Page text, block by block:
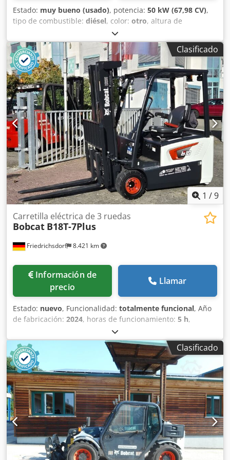
Estado: muy bueno (usado), potencia: 50 kW (67,98 CV),
tipo de combustible: diésel, color: otro, altura de
, Año de fabricación:
funcionamiento:2.227 h, Año de fabricación: 2021 Peso en
vacío: 3.664 kg Dimensiones (L x An x Al): 337 x 173 x 198
cm Dirección: Bock Marca del motor: Bobcat Marcado CE: sí
Estado técnico: muy bueno Estado visual: muy bueno
Dkjdsy D D Rzopfx Ap Isr = Otras opciones y accesorios = -
3er circuito hidráulico - Ventilador = Observaciones = Tren
de transmisión Norma / Fase: Stage IV / Tier IV final Estado
Tipo CE: CE Cabina cerrada con calefacción, control por
joystick SJC, orugas de goma nuevas, display deluxe
Clasificado
1 /9
Friedrichsdorf 8.421 km
Carretilla eléctrica de 3 ruedas
Bobcat B18T-7Plus
Información de
precio
Llamar
Estado: nuevo, Funcionalidad: totalmente funcional, Año
de fabricación: 2024, horas de funcionamiento: 5 h,
1.800 kg, altura de elevación:
mm, ascensor libre:1.540 mm, tipo de combustible:
eléctrico
triple, altura de construcción:
2.130 mm
6 kW (8,16 CV), anchura del
portahorquillas:902 mm, longitud de la horquilla:1.200
mm, peso en vacío:3.250 kg, longitud total:1.991 mm,
tipo de accionamiento:Elektro, ancho de construcción:
1.090 mm, Carretilla elevadora eléctrica de 3 ruedas
Centro de gravedad de la carga: 500 Anchura de la
horquilla: 100 mm Dkjdpow N Tp Nefx Ap Ior Grosor de la
horquilla: 35 mm Clase ISO: ISO clase 2 = 1.000 - 2.500 kg
Tipo de mástil: Triplex Clase de velocidad: 15 Estado:
Clasificado